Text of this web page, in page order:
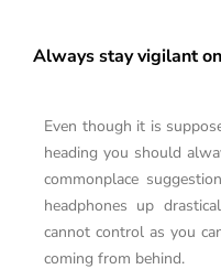
Always stay vigilant
Even though it is
heading you should
commonplace
headphones up
cannot control as you
coming from behind.